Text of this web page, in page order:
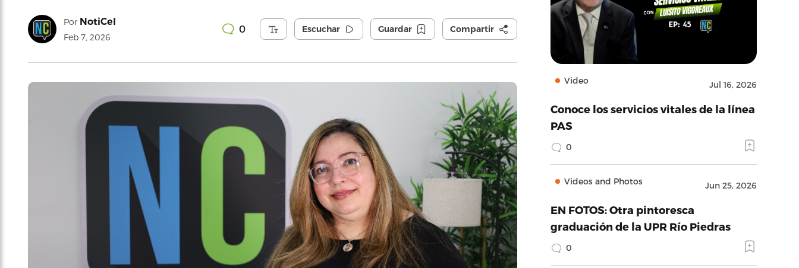
Por NotiCel
Feb 7, 2026
0 Escuchar Guardar Compartir
Video Jul 16, 2026
Conoce los servicios vitales de la línea
PAS
0
Videos and Photos Jun 25, 2026
EN FOTOS: Otra pintoresca
graduación de la UPR Río Piedras
0